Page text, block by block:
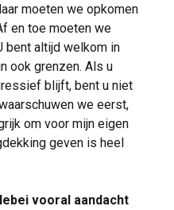
moeten we opkomen
en toe moeten we
bent altijd welkom in
ook grenzen. Als u
blijft, bent u niet
we eerst,
om voor mijn eigen
geven is heel
vooral aandacht